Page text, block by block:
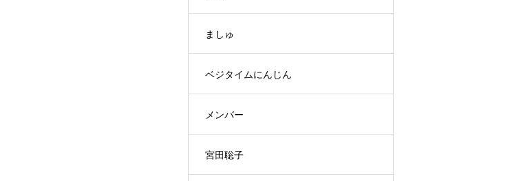
ましゅ
ベジタイムにんじん
メンバー
宮田聡子